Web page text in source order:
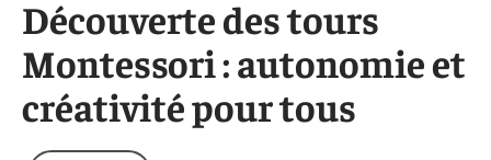
Découverte des tours
Montessori : autonomie et
créativité pour tous